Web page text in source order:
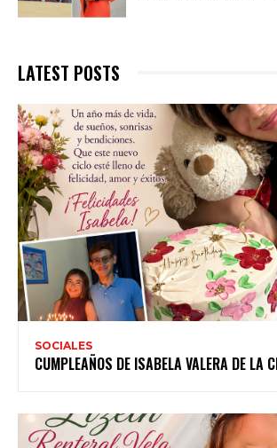
LATEST POSTS
SOCIALES
CUMPLEAÑOS DE ISABELA VALERA DE LA